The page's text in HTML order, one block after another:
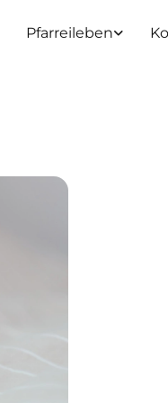
Pfarreileben